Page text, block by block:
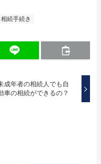
相続手続き
成年者の相続人でも自
車の相続ができるの？